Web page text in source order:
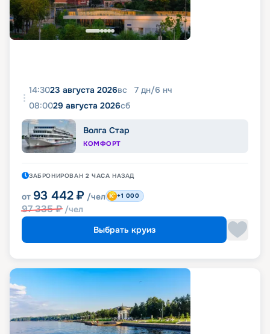
14:3023 августа 2026вс 7 дн/6 нч
08:0029 августа 2026сб
Волга Стар
КОМФОРТ
ЗАБРОНИРОВАН 2 ЧАСА НАЗАД
от 93 442 ₽ /чел
97 335₽ /чел
+1 000
Выбрать круиз